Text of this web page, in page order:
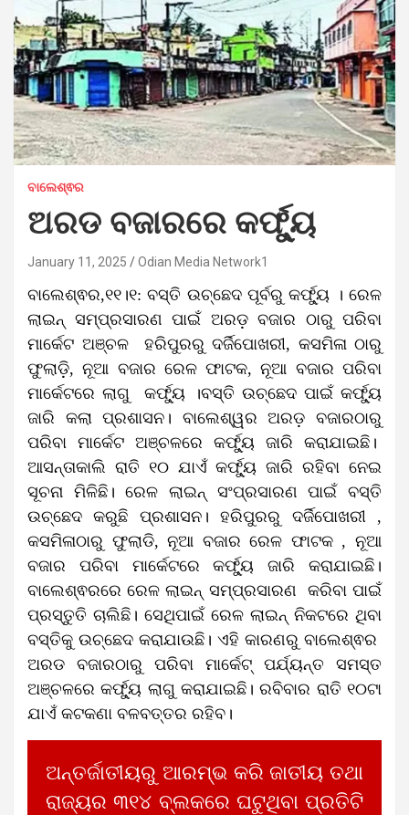
ବାଲେଶ୍ଵର
ଅରଡ ବଜାରରେ କର୍ଫ୍ୟୁ
January 11, 2025 Odian Media Network1
ବାଲେଶ୍ଵର,୧୧।୧: ବସ୍ତି ଉଚ୍ଛେଦ ପୂର୍ବରୁ କର୍ଫ୍ୟୁ । ରେଳ
ଲାଇନ୍ ସମ୍ପ୍ରସାରଣ ପାଇଁ ଅରଡ଼ ବଜାର ଠାରୁ ପରିବା
ମାର୍କେଟ ଅଞ୍ଚଳ ହରିପୁରରୁ ଦର୍ଜିପୋଖରୀ, କସମିଳା ଠାରୁ
ଫୁଲାଡ଼ି, ନୂଆ ବଜାର ରେଳ ଫାଟକ, ନୂଆ ବଜାର ପରିବା
ମାର୍କେଟରେ ଲାଗୁ କର୍ଫ୍ୟୁ ।ବସ୍ତି ଉଚ୍ଛେଦ ପାଇଁ କର୍ଫ୍ୟୁ
ଜାରି କଲା ପ୍ରଶାସନ। ବାଲେଶ୍ୱର ଅରଡ଼ ବଜାରଠାରୁ
ପରିବା ମାର୍କେଟ ଅଞ୍ଚଳରେ କର୍ଫ୍ୟୁ ଜାରି କରାଯାଇଛି।
ଆସନ୍ତାକାଲି ରାତି ୧୦ ଯାଏଁ କର୍ଫ୍ୟୁ ଜାରି ରହିବା ନେଇ
ସୂଚନା ମିଳିଛି। ରେଳ ଲାଇନ୍ ସଂପ୍ରସାରଣ ପାଇଁ ବସ୍ତି
ଉଚ୍ଛେଦ କରୁଛି ପ୍ରଶାସନ। ହରିପୁରରୁ ଦର୍ଜିପୋଖରୀ ,
କସମିଳାଠାରୁ ଫୁଲାଡି, ନୂଆ ବଜାର ରେଳ ଫାଟକ , ନୂଆ
ବଜାର ପରିବା ମାର୍କେଟରେ କର୍ଫ୍ୟୁ ଜାରି କରାଯାଇଛି।
ବାଲେଶ୍ଵରରେ ରେଳ ଲାଇନ୍ ସମ୍ପ୍ରସାରଣ କରିବା ପାଇଁ
ପ୍ରସ୍ତୁତି ଚାଲିଛି। ସେଥିପାଇଁ ରେଳ ଲାଇନ୍ ନିକଟରେ ଥିବା
ବସ୍ତିକୁ ଉଚ୍ଛେଦ କରାଯାଉଛି। ଏହି କାରଣରୁ ବାଲେଶ୍ଵର
ଅରଡ ବଜାରଠାରୁ ପରିବା ମାର୍କେଟ୍ ପର୍ଯ୍ୟନ୍ତ ସମସ୍ତ
ଅଞ୍ଚଳରେ କର୍ଫ୍ୟୁ ଲାଗୁ କରାଯାଇଛି। ରବିବାର ରାତି ୧୦ଟା
ଯାଏଁ କଟକଣା ବଳବତ୍ତର ରହିବ।
ଅନ୍ତର୍ଜାତୀୟରୁ ଆରମ୍ଭ କରି ଜାତୀୟ ତଥା
ରାଜ୍ୟର ୩୧୪ ବ୍ଲକରେ ଘଟୁଥିବା ପ୍ରତିଟି